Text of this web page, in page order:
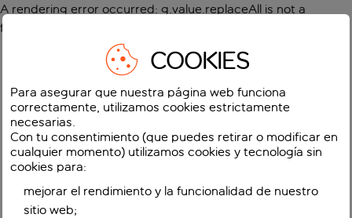
A rendering error occurred: g.value.replaceAll is not a
function
COOKIES
Para asegurar que nuestra página web funciona
correctamente, utilizamos cookies estrictamente
necesarias.
Con tu consentimiento (que puedes retirar o modificar en
cualquier momento) utilizamos cookies y tecnología sin
cookies para:
mejorar el rendimiento y la funcionalidad de nuestro
sitio web;